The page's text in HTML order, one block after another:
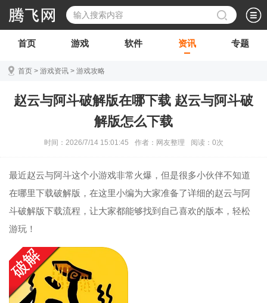
首页 游戏 软件 资讯 专题
首页 > 游戏资讯 > 游戏攻略
赵云与阿斗破解版在哪下载 赵云与阿斗破
解版怎么下载
时间：2026/7/14 15:01:45 作者：网友整理 阅读： 0次
最近赵云与阿斗这个小游戏非常火爆，但是很多小伙伴不知道
在哪里下载破解版，在这里小编为大家准备了详细的赵云与阿
斗破解版下载流程，让大家都能够找到自己喜欢的版本，轻松
游玩！